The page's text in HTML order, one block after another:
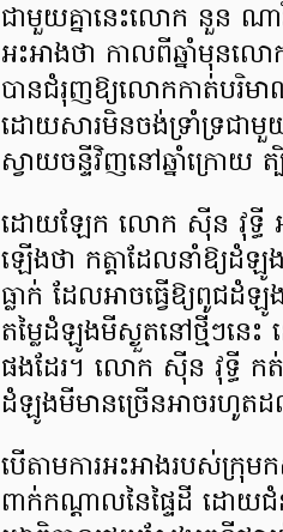
ជាមួយគ្នានេះលោក នួន ណា
អះអាងថា កាលពីឆ្នាំមុនល
បានជំរុញឱ្យលោកកាត់បរិមា
ដោយសារមិនចង់ទ្រាំទ្រជាមួ
ស្វាយចន្ទីវិញនៅឆ្នាំក្រោយ
ដោយឡែក លោក ស៊ីន វុទ្ធី អ
ឡើងថា កត្តាដែលនាំឱ្យដំ
ធ្លាក់ ដែលអាចធ្វើឱ្យពូជ
តម្លៃដំឡូងមីស្ងួតនៅថ្មីៗនេះ
ផងដែរ។ លោក ស៊ីន វុទ្ធី កត់
ដំឡូងមីមានច្រើនអាចរហូតដ
បើតាមការអះអាងរបស់ក្រុម
ពាក់កណ្ដាលនៃផ្ទៃដី ដោ